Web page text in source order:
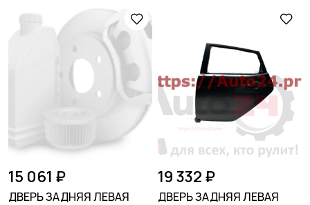
15 061 ₽
ДВЕРЬ ЗАДНЯЯ ЛЕВАЯ
19 332 ₽
ДВЕРЬ ЗАДНЯЯ ЛЕВАЯ